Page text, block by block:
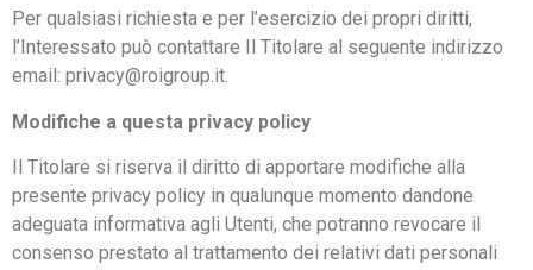
Per qualsiasi richiesta e per l’esercizio dei propri diritti,
l’Interessato può contattare Il Titolare al seguente indirizzo
email: privacy@roigroup.it.
Modifiche a questa privacy policy
Il Titolare si riserva il diritto di apportare modifiche alla
presente privacy policy in qualunque momento dandone
adeguata informativa agli Utenti, che potranno revocare il
consenso prestato al trattamento dei relativi dati personali